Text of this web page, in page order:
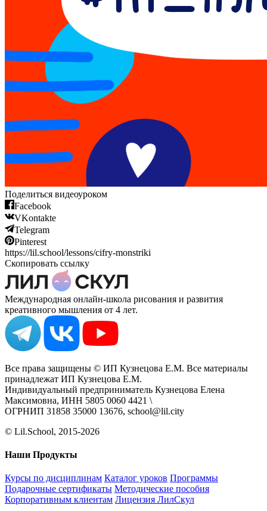
Поделиться видеоуроком
Facebook
VKontakte
Telegram
Pinterest
https://lil.school/lessons/cifry-monstriki
Скопировать ссылку
Международная онлайн-школа рисования и развития
креативного мышления от 4 лет.
Все права защищены © ИП Кузнецова Е.М. Все материалы
принадлежат ИП Кузнецова Е.М.
Индивидуальный предприниматель Кузнецова Елена
Максимовна, ИНН 5805 0060 4421 \
ОГРНИП 31858 35000 13676, school@lil.city
© Lil.School, 2015‐2026
Наши Продукты
Курсы по дисциплинам Каталог уроков Программы
Подарочные сертификаты Методические пособия
Корпоративным клиентам Лицензия ЛилСкул